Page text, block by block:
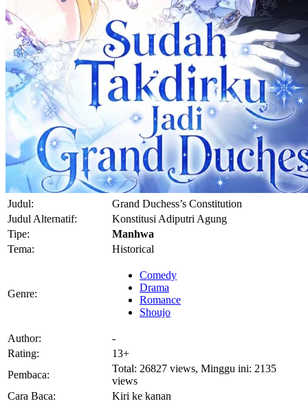
Judul:
Grand Duchess’s Constitution
Judul Alternatif:
Konstitusi Adiputri Agung
Tipe:
Manhwa
Tema:
Historical
Genre:
Comedy
Drama
Romance
Shoujo
Author:
-
Rating:
13+
Pembaca:
Total: 26827 views, Minggu ini: 2135
views
Cara Baca:
Kiri ke kanan